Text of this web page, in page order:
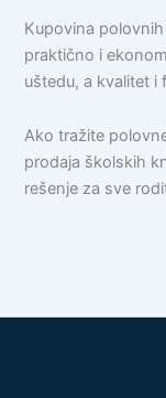
Kupovina
praktično i
uštedu, a kvalitet i
Ako tražite
prodaja školskih
rešenje za sve